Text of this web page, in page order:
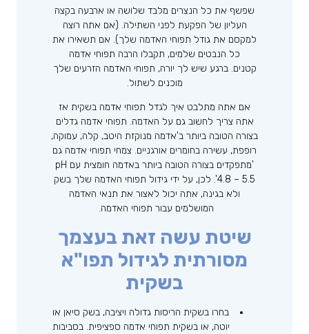
שפשף את כל הנצרים מלבד שלושה או ארבעה בקצה
העליון של הפקעת לפני השתילה. (אם אתה רוצה
למקסם את גודל תפוחי האדמה שלך). אם תשאירו את
כל הנבטים שלמים, תקבלו הרבה תפוחי אדמה
קטנים. ברגע שיש לך יורה, תפוחי האדמה הזרעים שלך
מוכנים לשתול.
אם אתה מתלבט איך לגדל תפוחי אדמה בשקית אז
אתה צריך לחשוב גם על האדמה. תפוחי אדמה גדלים
בצורה הטובה ביותר ב'אדמה מנוקזת היטב, קלה, עמוקה,
רופפת, עשירה בחומרים אורגניים. צמחי תפוחי אדמה גם
'מתפקדים בצורה הטובה ביותר באדמה חומצית עם pH
4.8 – 5.5'. לכן, על ידי גידול תפוחי האדמה שלך בשק
ולא בגינה, אתה יכול לאצור את תנאי האדמה
המושלמים עבור תפוחי האדמה.
שיטת עשה זאת בעצמך
מסורתית לגידול תפו"א
בשקית
בחרו בשקית הריסות גדולה ויציבה, בשק סיאן או
יוטה, או בשקית תפוחי אדמה ספציפית. בסביבות